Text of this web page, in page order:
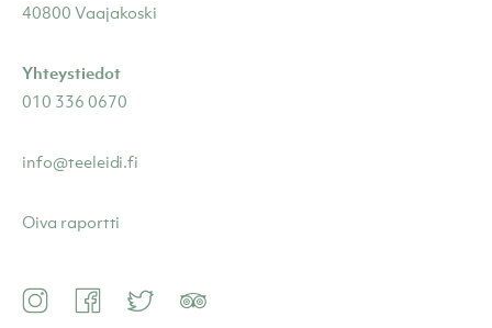
40800 Vaajakoski
Yhteystiedot
010 336 0670
info@teeleidi.fi
Oiva raportti
InstagramFacebookTwitter TripAdvisor